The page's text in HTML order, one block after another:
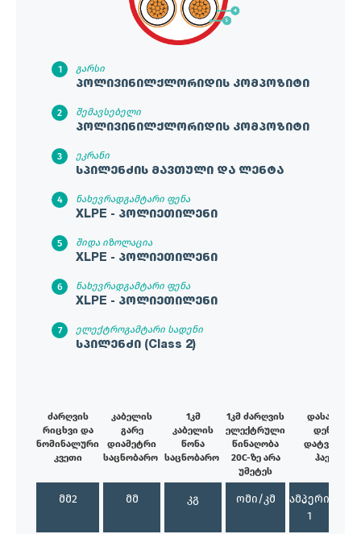
გარსი
პოლივინილქლორიდის კომპოზიტი
შემავსებელი
პოლივინილქლორიდის კომპოზიტი
ეკრანი
სპილენძის მავთული და ლენტა
ნახევრადგამტარი ფენა
XLPE - პოლიეთილენი
შიდა იზოლაცია
XLPE - პოლიეთილენი
ნახევრადგამტარი ფენა
XLPE - პოლიეთილენი
ელექტროგამტარი სადენი
სპილენძი (Class 2)
ძარღვის
რიცხვი და
ნომინალური
კვეთი
კაბელის
გარე
დიამეტრი
საცნობარო
1კმ
კაბელის
წონა
საცნობარო
1კმ ძარღვის
ელექტრული
წინაღობა
20C-ზე არა
უმეტეს
დასაშვები
დენური
დატვირთვა
ჰაერში
მმ2 მმ კგ ომი/კმ
ამპერი
1